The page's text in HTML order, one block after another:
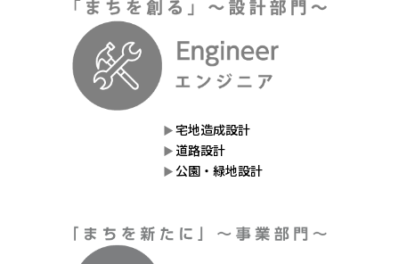
宅地造成設計
道路設計
公園・緑地設計